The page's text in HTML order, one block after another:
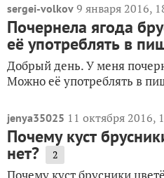
sergei-volkov 9 января 2016,
Почернела ягода
её употреблять в
Добрый день. У меня
Можно её употреблять в
jenya35025 11 октября 2016,
Почему куст
нет? 2